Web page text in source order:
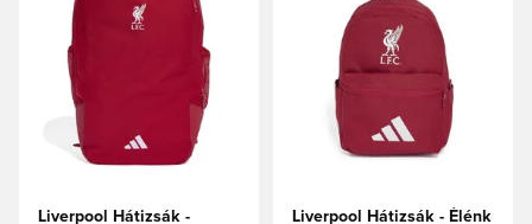
Liverpool Hátizsák -
Liverpool Hátizsák - Élénk